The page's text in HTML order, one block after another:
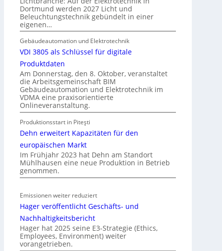
e
r
E
l
e
t
r
o
m
o
b
i
l
i
t
ä
i
n
d
e
r
Dortmund werden 2027 Licht und
Beleuchtungstechnik gebündelt in einer
eigenen…
Gebäudeautomation und Elektrotechnik
VDI 3805 als Schlüssel für digitale
Produktdaten
Am Donnerstag, den 8. Oktober, veranstaltet
die Arbeitsgemeinschaft BIM
Gebäudeautomation und Elektrotechnik im
VDMA eine praxisorientierte
Onlineveranstaltung.
Produktionsstart in Piteşti
Dehn erweitert Kapazitäten für den
europäischen Markt
Im Frühjahr 2023 hat Dehn am Standort
Mühlhausen eine neue Produktion in Betrieb
genommen.
Emissionen weiter reduziert
Hager veröffentlicht Geschäfts- und
Nachhaltigkeitsbericht
Hager hat 2025 seine E3-Strategie (Ethics,
Employees, Environment) weiter
vorangetrieben.